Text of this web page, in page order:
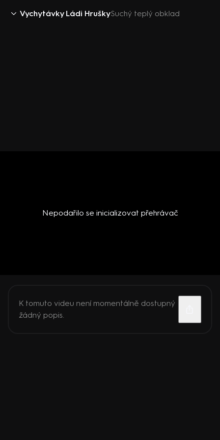
Vychytávky Ládi HruškySuchý teplý obklad
Nepodařilo se inicializovat přehrávač
K tomuto videu není momentálně dostupný
žádný popis.